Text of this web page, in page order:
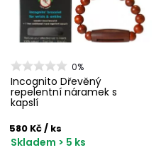
0%
Incognito Dřevěný
repelentní náramek s
kapslí
580 Kč/ ks
Skladem > 5 ks